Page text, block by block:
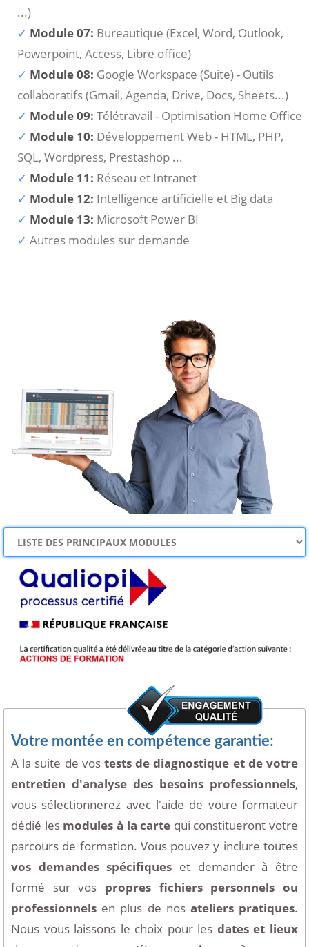
...)
Module 07: Bureautique (Excel, Word, Outlook,
Powerpoint, Access, Libre office)
Module 08: Google Workspace (Suite) - Outils
collaboratifs (Gmail, Agenda, Drive, Docs, Sheets...)
Module 09: Télétravail - Optimisation Home Office
Module 10: Développement Web - HTML, PHP,
SQL, Wordpress, Prestashop ...
Module 11: Réseau et Intranet
Module 12: Intelligence artificielle et Big data
Module 13: Microsoft Power BI
Autres modules sur demande
Votre montée en compétence garantie:
A la suite de vos tests de diagnostique et de votre
entretien d'analyse des besoins professionnels,
vous sélectionnerez avec l'aide de votre formateur
dédié les modules à la carte qui constitueront votre
parcours de formation. Vous pouvez y inclure toutes
vos demandes spécifiques et demander à être
formé sur vos propres fichiers personnels ou
professionnels en plus de nos ateliers pratiques.
Nous vous laissons le choix pour les dates et lieux